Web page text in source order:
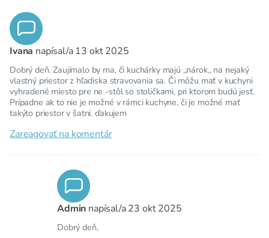
Ivana napísal/a 13 okt 2025
Dobrý deň. Zaujímalo by ma, či kuchárky majú ,,nárok,, na nejaký
vlastný priestor z hľadiska stravovania sa. Či môžu mať v kuchyni
vyhradené miesto pre ne -stôl so stoličkami, pri ktorom budú jesť.
Prípadne ak to nie je možné v rámci kuchyne, či je možné mať
takýto priestor v šatni. ďakujem
Zareagovať na komentár
Admin napísal/a23 okt 2025
Dobrý deň,